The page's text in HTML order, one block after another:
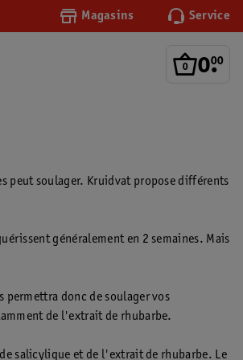
Magasins Service
0.
00
peut soulager. Kruidvat propose différents
généralement en 2 semaines. Mais
donc de soulager vos
de l'extrait de rhubarbe.
salicylique et de l'extrait de rhubarbe. Le